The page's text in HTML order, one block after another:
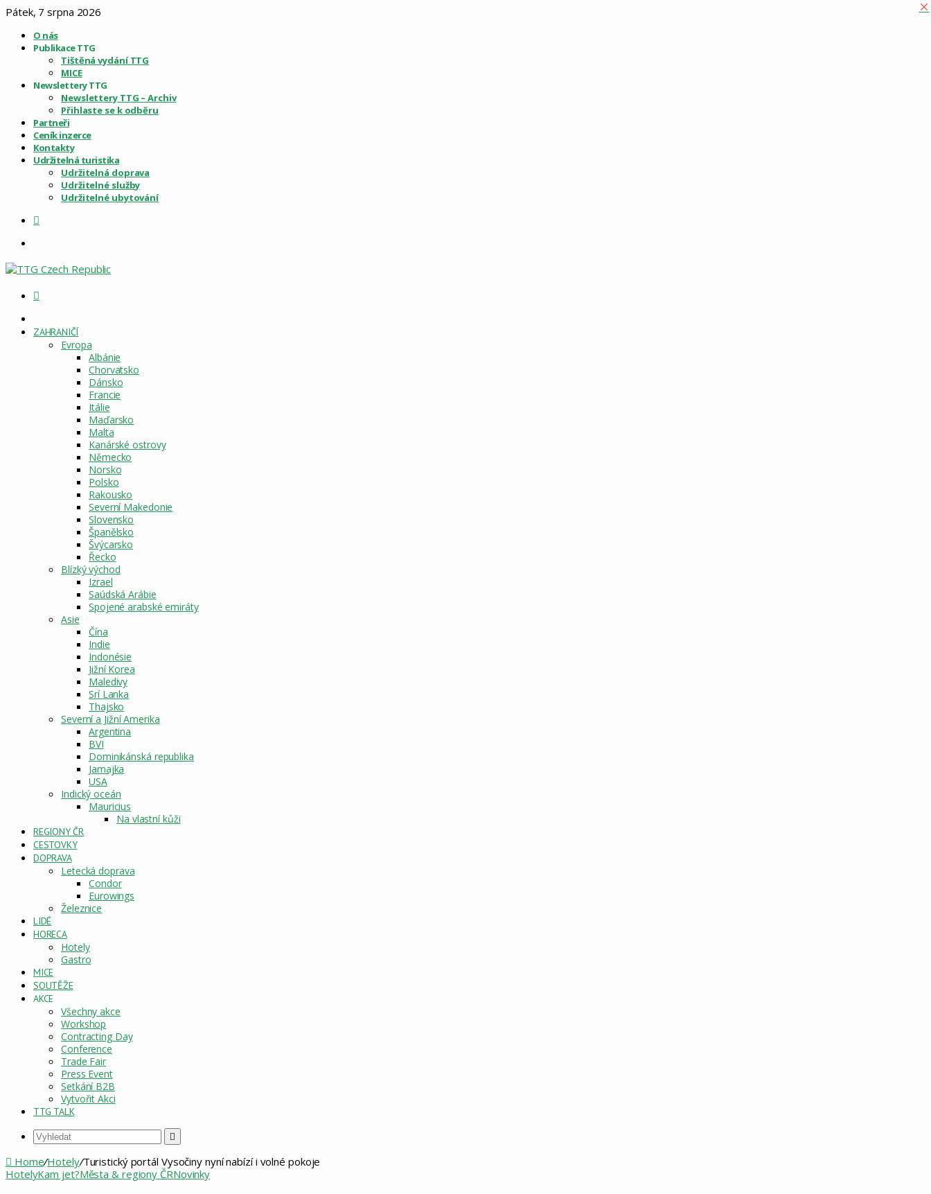
Pátek, 7 srpna 2026
O nás
Publikace TTG
Tištěná vydání TTG
MICE
Newslettery TTG
Newslettery TTG – Archiv
Přihlaste se k odběru
Partneři
Ceník inzerce
Kontakty
Udržitelná turistika
Udržitelná doprava
Udržitelné služby
Udržitelné ubytování
Sidebar
Vyhledat
STRÁNKA
ZAHRANIČÍ
Evropa
Albánie
Chorvatsko
Dánsko
Francie
Itálie
Maďarsko
Malta
Kanárské ostrovy
Německo
Norsko
Polsko
Rakousko
Severní Makedonie
Slovensko
Španělsko
Švýcarsko
Řecko
Blízký východ
Izrael
Saúdská Arábie
Spojené arabské emiráty
Asie
Čína
Indie
Indonésie
Jižní Korea
Maledivy
Srí Lanka
Thajsko
Severní a Jižní Amerika
Argentina
BVI
Dominikánská republika
Jamajka
USA
Indický oceán
Mauricius
Na vlastní kůži
REGIONY ČR
CESTOVKY
DOPRAVA
Letecká doprava
Condor
Eurowings
Železnice
LIDÉ
HORECA
Hotely
Gastro
MICE
SOUTĚŽE
AKCE
Všechny akce
Workshop
Contracting Day
Conference
Trade Fair
Press Event
Setkání B2B
Vytvořit Akci
TTG TALK
Vyhledat
Home/Hotely/Turistický portál Vysočiny nyní nabízí i volné pokoje
HotelyKam jet?Města & regiony ČRNovinky